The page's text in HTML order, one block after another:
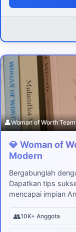
👤Woman of Worth Team
💎 Woman of
Modern
Bergabunglah
Dapatkan tips
mencapai impian
👥10K+ Anggota